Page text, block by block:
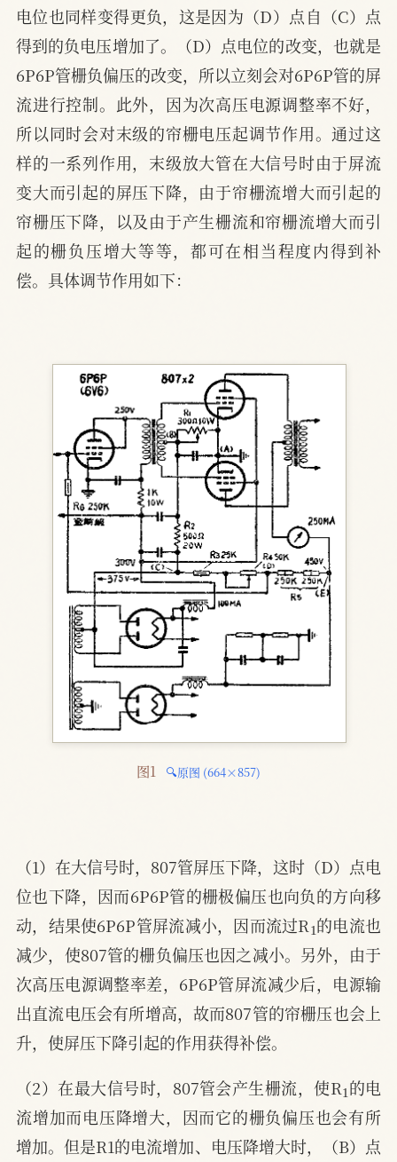
电位也同样变得更负，这是因为（D）点自（C）点
得到的负电压增加了。（D）点电位的改变，也就是
6P6P管栅负偏压的改变，所以立刻会对6P6P管的屏
流进行控制。此外，因为次高压电源调整率不好，
所以同时会对末级的帘栅电压起调节作用。通过这
样的一系列作用，末级放大管在大信号时由于屏流
变大而引起的屏压下降，由于帘栅流增大而引起的
帘栅压下降，以及由于产生栅流和帘栅流增大而引
起的栅负压增大等等，都可在相当程度内得到补
偿。具体调节作用如下：
图1 🔍原图 (664×857)
（1）在大信号时，807管屏压下降，这时（D）点电
位也下降，因而6P6P管的栅极偏压也向负的方向移
动，结果使6P6P管屏流减小，因而流过R1的电流也
减少，使807管的栅负偏压也因之减小。另外，由于
次高压电源调整率差，6P6P管屏流减少后，电源输
出直流电压会有所增高，故而807管的帘栅压也会上
升，使屏压下降引起的作用获得补偿。
（2）在最大信号时，807管会产生栅流，使R 的电
流增加而电压降增大，因而它的栅负偏压也会有所
增加。但是R1的电流增加、电压降增大时，（B）点